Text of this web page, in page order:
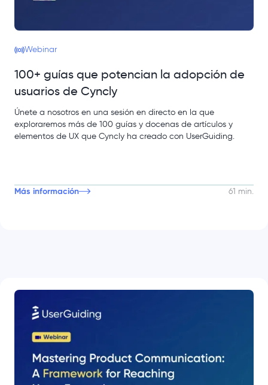
Webinar
100+ guías que potencian la adopción de
usuarios de Cyncly
Únete a nosotros en una sesión en directo en la que
exploraremos más de 100 guías y docenas de artículos y
elementos de UX que Cyncly ha creado con UserGuiding.
Más información 61 min.